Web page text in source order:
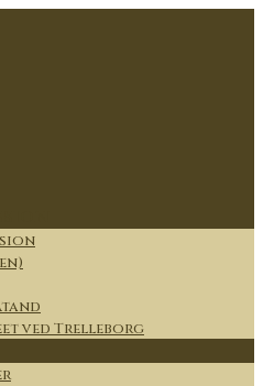
ved Trelleborg